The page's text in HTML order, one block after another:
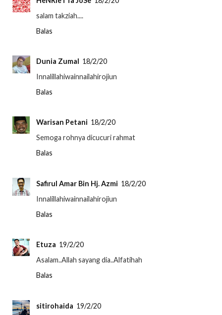
salam takziah....
Balas
Dunia Zumal 18/2/20
Innalillahiwainnailahirojiun
Balas
Warisan Petani 18/2/20
Semoga rohnya dicucuri rahmat
Balas
Safirul Amar Bin Hj. Azmi 18/2/20
Innalillahiwainnailahirojiun
Balas
Etuza 19/2/20
Asalam..Allah sayang dia..Alfatihah
Balas
sitirohaida 19/2/20